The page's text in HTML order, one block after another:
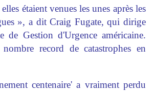
étaient venues les unes après les
», a dit Craig Fugate, qui dirige
de Gestion d'Urgence américaine.
record de catastrophes en
centenaire' a vraiment perdu